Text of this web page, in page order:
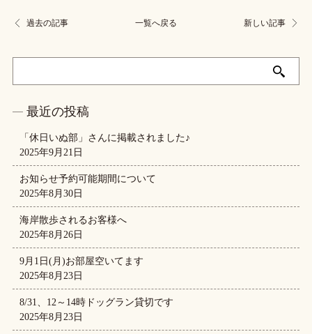
過去の記事 一覧へ戻る 新しい記事
最近の投稿
「休日いぬ部」さんに掲載されました♪
2025年9月21日
お知らせ予約可能期間について
2025年8月30日
海岸散歩されるお客様へ
2025年8月26日
9月1日(月)お部屋空いてます
2025年8月23日
8/31、12～14時ドッグラン貸切です
2025年8月23日